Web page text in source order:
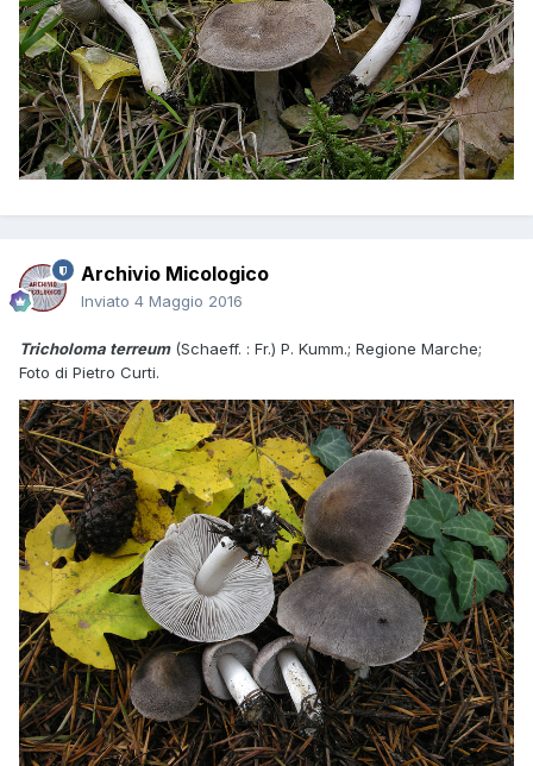
Archivio Micologico
Inviato 4 Maggio 2016
Tricholoma terreum(Schaeff. : Fr.) P. Kumm.; Regione Marche;
Foto di Pietro Curti.